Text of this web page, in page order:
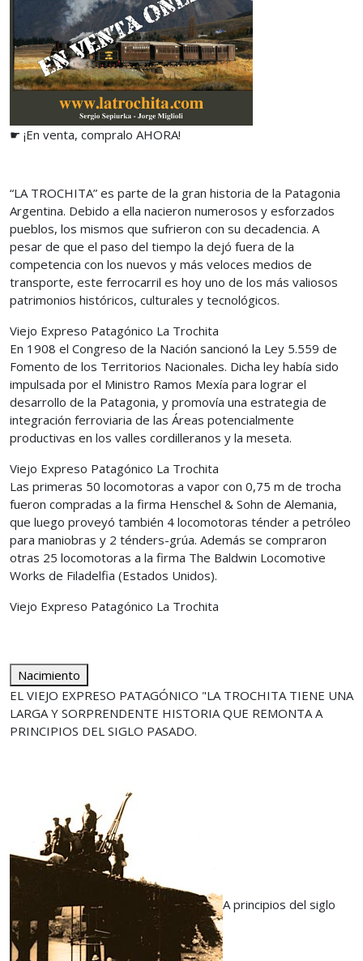
☛ ¡En venta, compralo AHORA!
“LA TROCHITA” es parte de la gran historia de la Patagonia
Argentina. Debido a ella nacieron numerosos y esforzados
pueblos, los mismos que sufrieron con su decadencia. A
pesar de que el paso del tiempo la dejó fuera de la
competencia con los nuevos y más veloces medios de
transporte, este ferrocarril es hoy uno de los más valiosos
patrimonios históricos, culturales y tecnológicos.
Viejo Expreso Patagónico La Trochita
En 1908 el Congreso de la Nación sancionó la Ley 5.559 de
Fomento de los Territorios Nacionales. Dicha ley había sido
impulsada por el Ministro Ramos Mexía para lograr el
desarrollo de la Patagonia, y promovía una estrategia de
integración ferroviaria de las Áreas potencialmente
productivas en los valles cordilleranos y la meseta.
Viejo Expreso Patagónico La Trochita
Las primeras 50 locomotoras a vapor con 0,75 m de trocha
fueron compradas a la firma Henschel & Sohn de Alemania,
que luego proveyó también 4 locomotoras ténder a petróleo
para maniobras y 2 ténders-grúa. Además se compraron
otras 25 locomotoras a la firma The Baldwin Locomotive
Works de Filadelfia (Estados Unidos).
Viejo Expreso Patagónico La Trochita
Nacimiento
EL VIEJO EXPRESO PATAGÓNICO "LA TROCHITA TIENE UNA
LARGA Y SORPRENDENTE HISTORIA QUE REMONTA A
PRINCIPIOS DEL SIGLO PASADO.
A principios del siglo